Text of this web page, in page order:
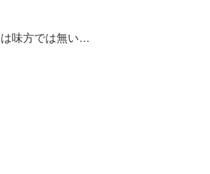
味方では無い…